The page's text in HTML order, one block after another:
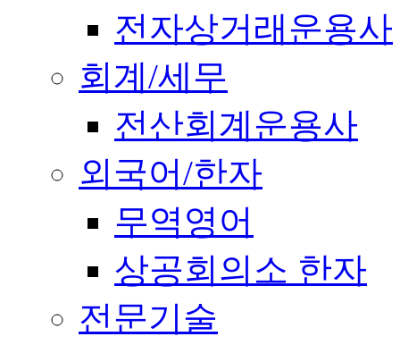
전자상거래운용사
회계/세무
전산회계운용사
외국어/한자
무역영어
상공회의소 한자
전문기술